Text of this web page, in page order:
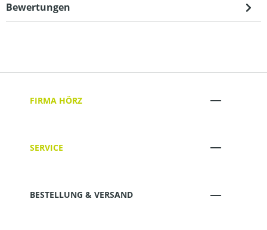
Bewertungen
FIRMA HÖRZ
SERVICE
BESTELLUNG & VERSAND